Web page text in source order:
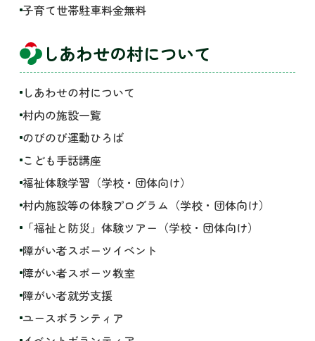
子育て世帯駐車料金無料
しあわせの村について
しあわせの村について
村内の施設一覧
のびのび運動ひろば
こども手話講座
福祉体験学習（学校・団体向け）
村内施設等の体験プログラム（学校・団体向け）
「福祉と防災」体験ツアー（学校・団体向け）
障がい者スポーツイベント
障がい者スポーツ教室
障がい者就労支援
ユースボランティア